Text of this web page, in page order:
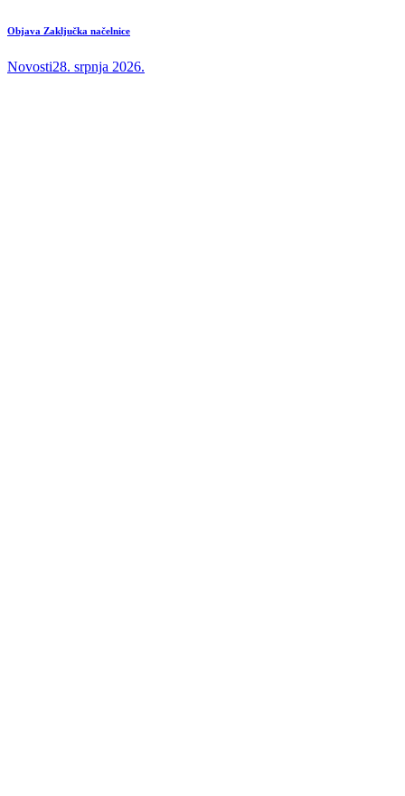
Objava Zaključka načelnice
Novosti28. srpnja 2026.